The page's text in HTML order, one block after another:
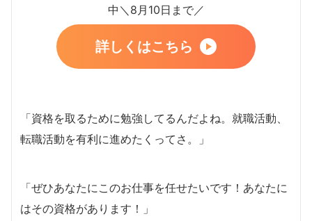
中＼8月10日まで／
詳しくはこちら
「資格を取るために勉強してるんだよね。就職活動、
転職活動を有利に進めたくってさ。」
「ぜひあなたにこのお仕事を任せたいです！あなたに
はその資格があります！」